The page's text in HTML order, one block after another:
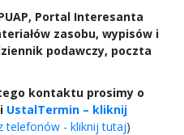
Portal Interesanta
zasobu, wypisów i
podawczy, poczta
kontaktu prosimy o
UstalTermin – kliknij
telefonów - kliknij tutaj)